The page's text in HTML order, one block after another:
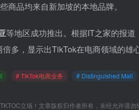
商品均来自新加坡的本地品牌。
等地区成功推出。根据IT之家的报道
多，显示出TikTok在电商领域的雄
# TikTok电商业务 # Distinguished Mall
立场！文章版权归作者所有，未经允许请勿